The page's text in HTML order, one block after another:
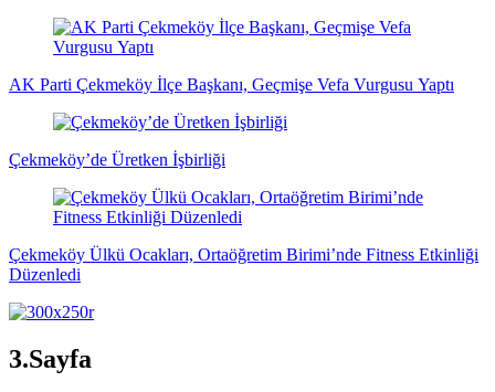
AK Parti Çekmeköy İlçe Başkanı, Geçmişe Vefa Vurgusu Yaptı
Çekmeköy’de Üretken İşbirliği
Çekmeköy Ülkü Ocakları, Ortaöğretim Birimi’nde Fitness Etkinliği
Düzenledi
3.Sayfa